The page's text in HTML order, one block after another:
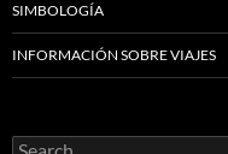
SIMBOLOGÍA
INFORMACIÓN SOBRE VIAJES
Search